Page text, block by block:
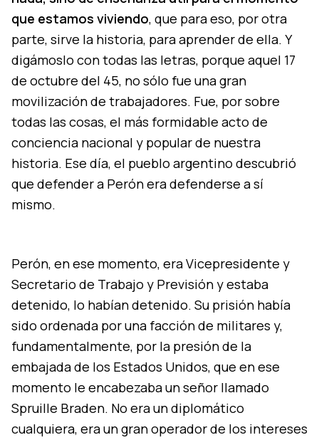
que estamos viviendo, que para eso, por otra
parte, sirve la historia, para aprender de ella. Y
digámoslo con todas las letras, porque aquel 17
de octubre del 45, no sólo fue una gran
movilización de trabajadores. Fue, por sobre
todas las cosas, el más formidable acto de
conciencia nacional y popular de nuestra
historia. Ese día, el pueblo argentino descubrió
que defender a Perón era defenderse a sí
mismo.
Perón, en ese momento, era Vicepresidente y
Secretario de Trabajo y Previsión y estaba
detenido, lo habían detenido. Su prisión había
sido ordenada por una facción de militares y,
fundamentalmente, por la presión de la
embajada de los Estados Unidos, que en ese
momento le encabezaba un señor llamado
Spruille Braden. No era un diplomático
cualquiera, era un gran operador de los intereses